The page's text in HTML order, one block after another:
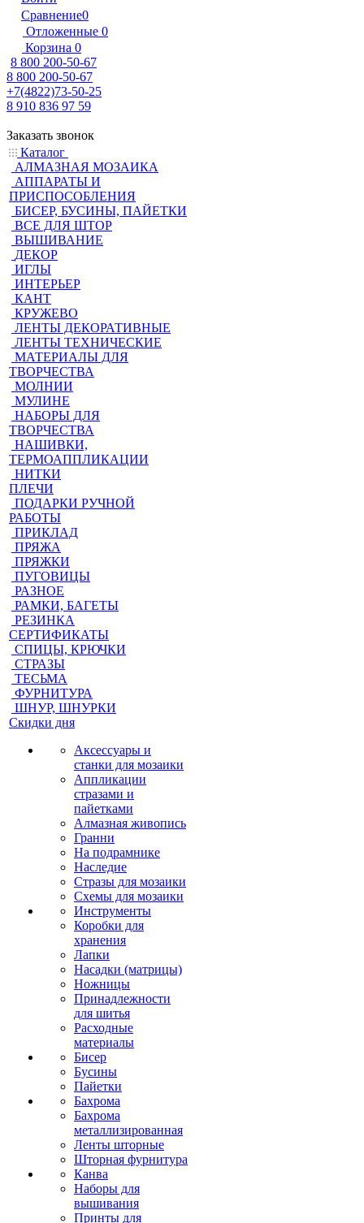
Сравнение0
Отложенные 0
Корзина 0
8 800 200-50-67
8 800 200-50-67
+7(4822)73-50-25
8 910 836 97 59
Заказать звонок
Каталог
АЛМАЗНАЯ МОЗАИКА
АППАРАТЫ И
ПРИСПОСОБЛЕНИЯ
БИСЕР, БУСИНЫ, ПАЙЕТКИ
ВСЕ ДЛЯ ШТОР
ВЫШИВАНИЕ
ДЕКОР
ИГЛЫ
ИНТЕРЬЕР
КАНТ
КРУЖЕВО
ЛЕНТЫ ДЕКОРАТИВНЫЕ
ЛЕНТЫ ТЕХНИЧЕСКИЕ
МАТЕРИАЛЫ ДЛЯ
ТВОРЧЕСТВА
МОЛНИИ
МУЛИНЕ
НАБОРЫ ДЛЯ
ТВОРЧЕСТВА
НАШИВКИ,
ТЕРМОАППЛИКАЦИИ
НИТКИ
ПЛЕЧИ
ПОДАРКИ РУЧНОЙ
РАБОТЫ
ПРИКЛАД
ПРЯЖА
ПРЯЖКИ
ПУГОВИЦЫ
РАЗНОЕ
РАМКИ, БАГЕТЫ
РЕЗИНКА
СЕРТИФИКАТЫ
СПИЦЫ, КРЮЧКИ
СТРАЗЫ
ТЕСЬМА
ФУРНИТУРА
ШНУР, ШНУРКИ
Скидки дня
Аксессуары и
станки для мозаики
Аппликации
стразами и
пайетками
Алмазная живопись
Гранни
На подрамнике
Наследие
Стразы для мозаики
Схемы для мозаики
Инструменты
Коробки для
хранения
Лапки
Насадки (матрицы)
Ножницы
Принадлежности
для шитья
Расходные
материалы
Бисер
Бусины
Пайетки
Бахрома
Бахрома
металлизированная
Ленты шторные
Шторная фурнитура
Канва
Наборы для
вышивания
Принты для